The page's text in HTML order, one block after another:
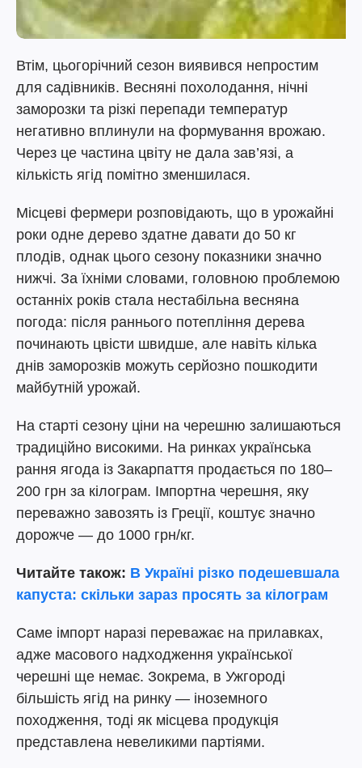
Втім, цьогорічний сезон виявився непростим
для садівників. Весняні похолодання, нічні
заморозки та різкі перепади температур
негативно вплинули на формування врожаю.
Через це частина цвіту не дала зав’язі, а
кількість ягід помітно зменшилася.
Місцеві фермери розповідають, що в урожайні
роки одне дерево здатне давати до 50 кг
плодів, однак цього сезону показники значно
нижчі. За їхніми словами, головною проблемою
останніх років стала нестабільна весняна
погода: після раннього потепління дерева
починають цвісти швидше, але навіть кілька
днів заморозків можуть серйозно пошкодити
майбутній урожай.
На старті сезону ціни на черешню залишаються
традиційно високими. На ринках українська
рання ягода із Закарпаття продається по 180–
200 грн за кілограм. Імпортна черешня, яку
переважно завозять із Греції, коштує значно
дорожче — до 1000 грн/кг.
Читайте також: В Україні різко подешевшала
капуста: скільки зараз просять за кілограм
Саме імпорт наразі переважає на прилавках,
адже масового надходження української
черешні ще немає. Зокрема, в Ужгороді
більшість ягід на ринку — іноземного
походження, тоді як місцева продукція
представлена невеликими партіями.